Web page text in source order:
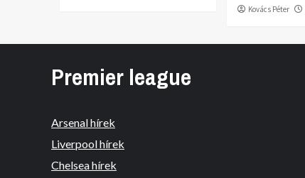
Kovács Péter
Premier league
Arsenal hírek
Liverpool hírek
Chelsea hírek